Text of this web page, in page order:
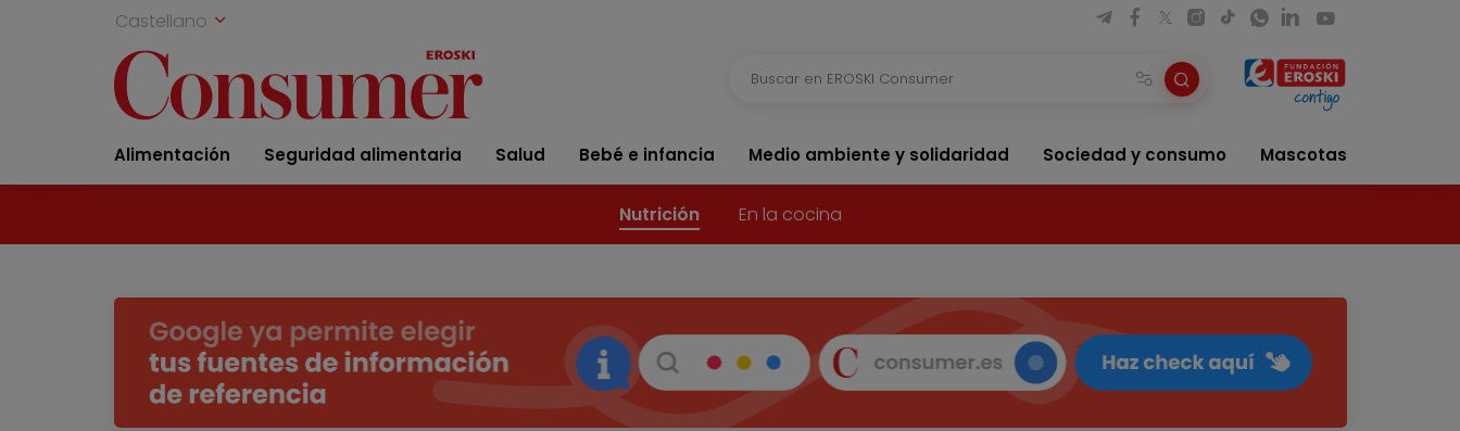
Castellano
Alimentación Seguridad alimentaria Salud Bebé e infancia Medio ambiente y solidaridad Sociedad y consumo Mascotas
Nutrición En la cocina